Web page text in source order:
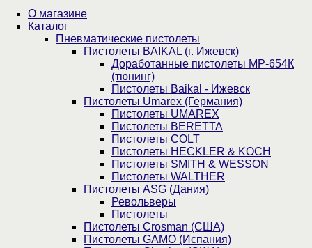
О магазине
Каталог
Пнев­ма­ти­чес­кие пистолеты
Пистолеты BAIKAL (г. Ижевск)
Доработанные пистолеты МР-654К
(тюнинг)
Пистолеты Baikal - Ижевск
Пистолеты Umarex (Германия)
Пистолеты UMAREX
Пистолеты BERETTA
Пистолеты COLT
Пистолеты HECKLER & KOCH
Пистолеты SMITH & WESSON
Пистолеты WALTHER
Пистолеты ASG (Дания)
Револьверы
Пистолеты
Пистолеты Crosman (США)
Пистолеты GAMO (Испания)